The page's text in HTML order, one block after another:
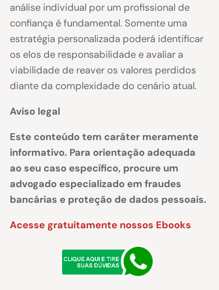
análise individual por um profissional de
confiança é fundamental. Somente uma
estratégia personalizada poderá identificar
os elos de responsabilidade e avaliar a
viabilidade de reaver os valores perdidos
diante da complexidade do cenário atual.
Aviso legal
Este conteúdo tem caráter meramente
informativo. Para orientação adequada
ao seu caso específico, procure um
advogado especializado em fraudes
bancárias e proteção de dados pessoais.
Acesse gratuitamente nossos Ebooks